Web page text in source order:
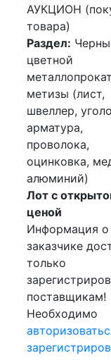
АУКЦИОН
товара)
Раздел:
цветной
метизы (лист,
швеллер,
арматура,
проволока,
оцинковка,
алюминий)
Лот с
ценой
Информация о
заказчике
только
поставщикам!
Необходимо